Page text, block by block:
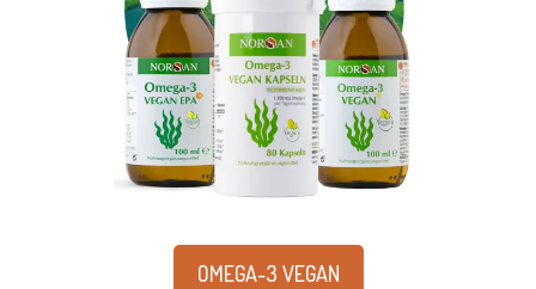
OMEGA-3 VEGAN